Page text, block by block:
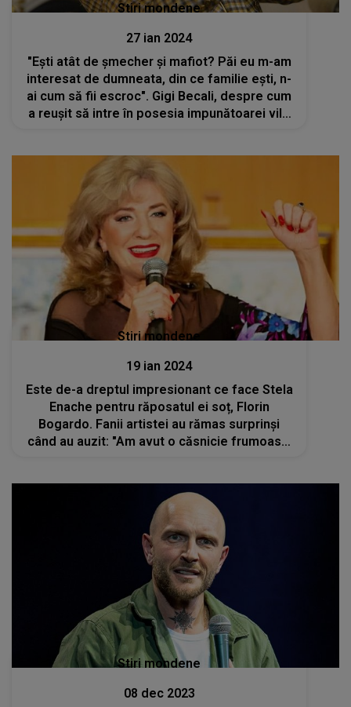
Stiri mondene
27 ian 2024
"Ești atât de șmecher și mafiot? Păi eu m-am
interesat de dumneata, din ce familie ești, n-
ai cum să fii escroc". Gigi Becali, despre cum
a reușit să intre în posesia impunătoarei vile
Stiri mondene
19 ian 2024
Este de-a dreptul impresionant ce face Stela
Enache pentru răposatul ei soț, Florin
Bogardo. Fanii artistei au rămas surprinși
când au auzit: "Am avut o căsnicie frumoasă,
Stiri mondene
08 dec 2023